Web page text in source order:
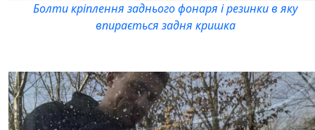
Болти кріплення заднього фонаря і резинки в яку
впирається задня кришка